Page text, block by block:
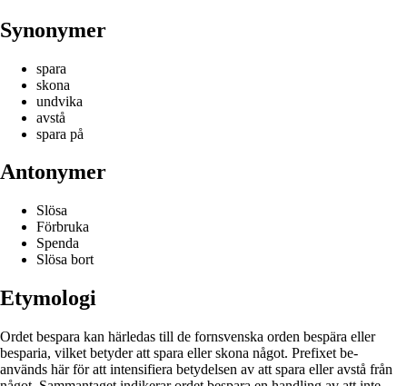
Synonymer
spara
skona
undvika
avstå
spara på
Antonymer
Slösa
Förbruka
Spenda
Slösa bort
Etymologi
Ordet bespara kan härledas till de fornsvenska orden bespära eller
besparia, vilket betyder att spara eller skona något. Prefixet be-
används här för att intensifiera betydelsen av att spara eller avstå från